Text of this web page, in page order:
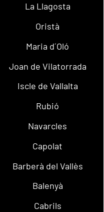
La Llagosta
Oristà
Maria d´Oló
Joan de Vilatorrada
Iscle de Vallalta
Rubió
Navarcles
Capolat
Barberà del Vallès
Balenyà
Cabrils